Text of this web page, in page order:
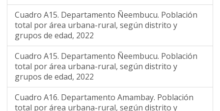
Cuadro A15. Departamento Ñeembucu. Población
total por área urbana-rural, según distrito y
grupos de edad, 2022
Cuadro A15. Departamento Ñeembucu. Población
total por área urbana-rural, según distrito y
grupos de edad, 2022
Cuadro A16. Departamento Amambay. Población
total por área urbana-rural, según distrito y